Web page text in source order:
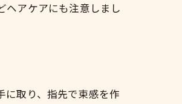
ヘアケアにも注意しまし
に取り、指先で束感を作